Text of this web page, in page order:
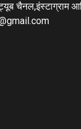
चैनल,इंस्टाग्राम